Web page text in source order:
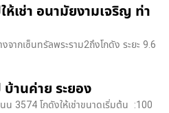
ห้เช่า อนามัยงามเจริญ ท่า
จากเซ็นทรัลพระราม2ถึงโกดัง ระยะ 9.6
บ้านค่าย ระยอง
3574 โกดังให้เช่าขนาดเริ่มต้น :100